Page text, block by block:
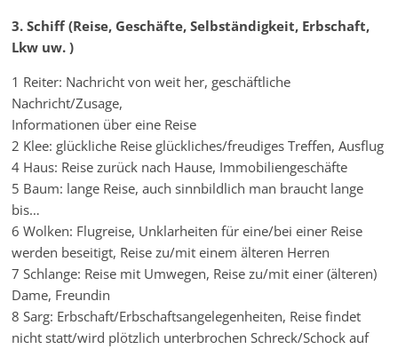
3. Schiff (Reise, Geschäfte, Selbständigkeit, Erbschaft,
Lkw uw. )
1 Reiter: Nachricht von weit her, geschäftliche
Nachricht/Zusage,
Informationen über eine Reise
2 Klee: glückliche Reise glückliches/freudiges Treffen, Ausflug
4 Haus: Reise zurück nach Hause, Immobiliengeschäfte
5 Baum: lange Reise, auch sinnbildlich man braucht lange
bis…
6 Wolken: Flugreise, Unklarheiten für eine/bei einer Reise
werden beseitigt, Reise zu/mit einem älteren Herren
7 Schlange: Reise mit Umwegen, Reise zu/mit einer (älteren)
Dame, Freundin
8 Sarg: Erbschaft/Erbschaftsangelegenheiten, Reise findet
nicht statt/wird plötzlich unterbrochen Schreck/Schock auf